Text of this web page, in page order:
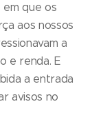
em que os
aos nossos
a
e renda. E
a entrada
avisos no